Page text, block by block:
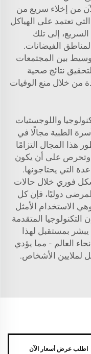
من إخلاء سريع من
تعتمد على الهياكل
السريع، إلى تلك
لمناطق الفيضانات.
بين المجتمعات
نتائج صحية
من خلال منع الوفيات
واللوجستيات
الطبية مجالًا في
المجال التزامًا
وتحرص على أن يكون
التي يحتاجونها.
فوري خلال حالات
دوليًا، فإن كل
الاستخدام الأمثل
التكنولوجيا المتقدمة
يبشر بمستقبل لهذا
العالم - مما يؤدي
لملايين الأشخاص.
اطلب عرض أسعار الآن